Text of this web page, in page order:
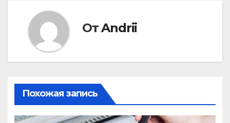
ОтAndrii
Похожая запись